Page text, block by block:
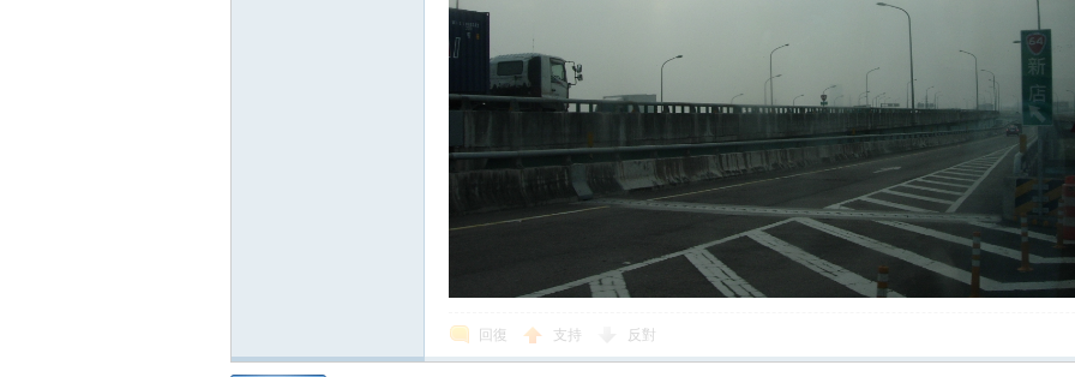
回復 支持 反對